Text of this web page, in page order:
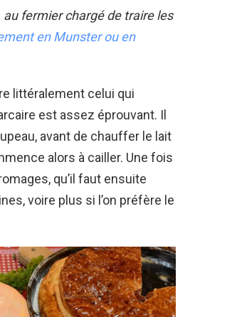
fermier chargé de traire les
en Munster ou en
littéralement celui qui
est assez éprouvant. Il
avant de chauffer le lait
alors à cailler. Une fois
qu’il faut ensuite
voire plus si l’on préfère le